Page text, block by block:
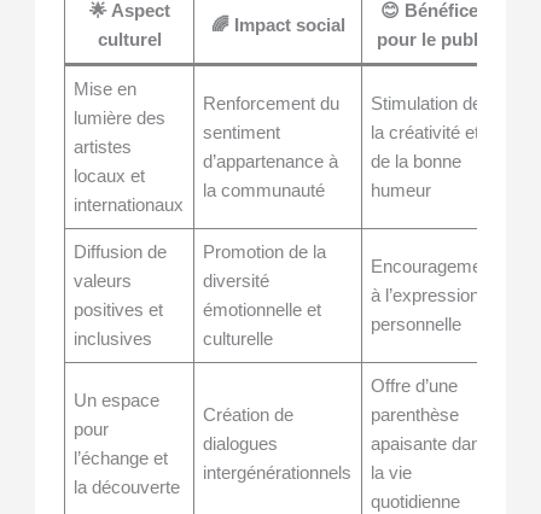
🌟 Aspect
culturel
🌈 Impact social
😊 Bénéfices
pour le public
Mise en
lumière des
artistes
locaux et
internationaux
Renforcement du
sentiment
d’appartenance à
la communauté
Stimulation de
la créativité et
de la bonne
humeur
Diffusion de
valeurs
positives et
inclusives
Promotion de la
diversité
émotionnelle et
culturelle
Encouragement
à l’expression
personnelle
Un espace
pour
l’échange et
la découverte
Création de
dialogues
intergénérationnels
Offre d’une
parenthèse
apaisante dans
la vie
quotidienne